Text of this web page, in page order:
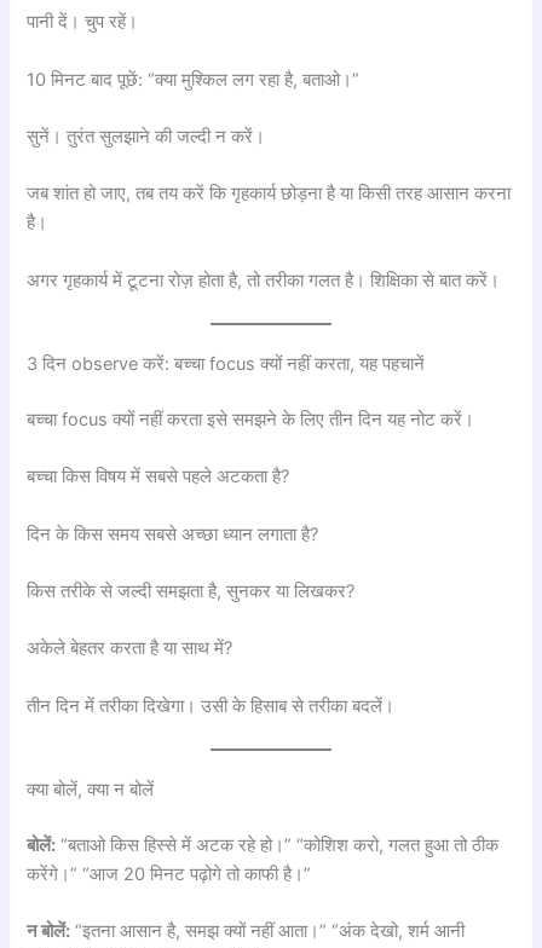
पानी दें। चुप रहें।
10 मिनट बाद पूछें: “क्या मुश्किल लग रहा है, बताओ।”
सुनें। तुरंत सुलझाने की जल्दी न करें।
जब शांत हो जाए, तब तय करें कि गृहकार्य छोड़ना है या किसी तरह आसान करना
है।
अगर गृहकार्य में टूटना रोज़ होता है, तो तरीका गलत है। शिक्षिका से बात करें।
3 दिन observe करें: बच्चा focus क्यों नहीं करता, यह पहचानें
बच्चा focus क्यों नहीं करता इसे समझने के लिए तीन दिन यह नोट करें।
बच्चा किस विषय में सबसे पहले अटकता है?
दिन के किस समय सबसे अच्छा ध्यान लगाता है?
किस तरीके से जल्दी समझता है, सुनकर या लिखकर?
अकेले बेहतर करता है या साथ में?
तीन दिन में तरीका दिखेगा। उसी के हिसाब से तरीका बदलें।
क्या बोलें, क्या न बोलें
बोलें: “बताओ किस हिस्से में अटक रहे हो।” “कोशिश करो, गलत हुआ तो ठीक
करेंगे।” “आज 20 मिनट पढ़ोगे तो काफी है।”
न बोलें: “इतना आसान है, समझ क्यों नहीं आता।” “अंक देखो, शर्म आनी